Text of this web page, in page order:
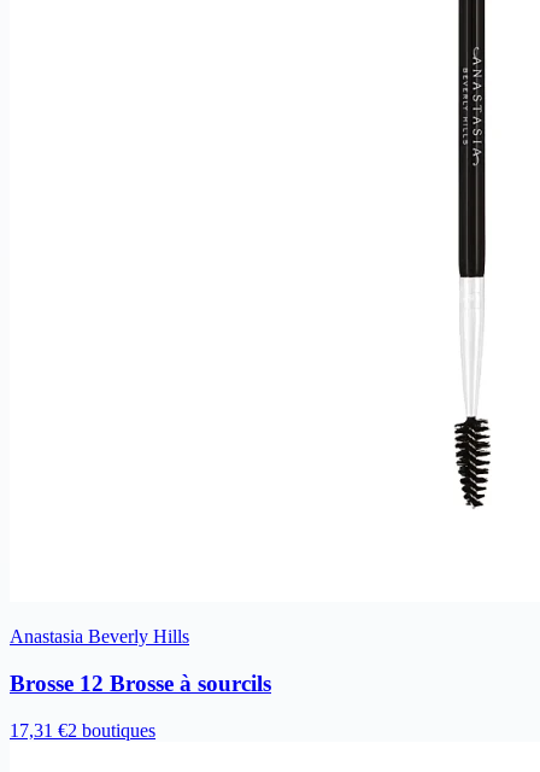
Anastasia Beverly Hills
Brosse 12 Brosse à sourcils
17,31 €2 boutiques